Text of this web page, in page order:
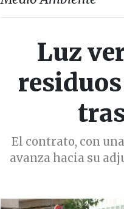
Luz
El contrato, con
avanza hacia su